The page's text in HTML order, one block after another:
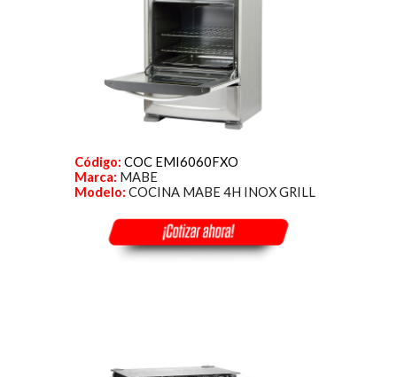
Código: COC EMI6060FXO
Marca: MABE
Modelo:COCINA MABE 4H INOX GRILL